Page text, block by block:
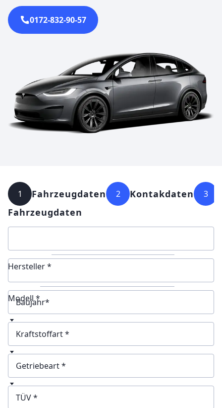
0172-832-90-57
1 Fahrzeugdaten 2 Kontakdaten 3
Fahrzeugdaten
Hersteller *
Modell *
Baujahr
Kraftstoffart
Getriebeart